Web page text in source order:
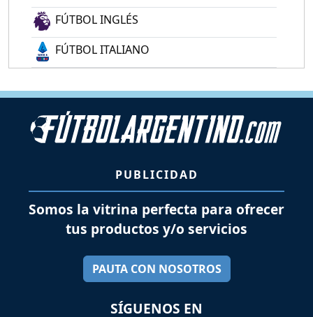
FÚTBOL INGLÉS
FÚTBOL ITALIANO
PUBLICIDAD
Somos la vitrina perfecta para ofrecer
tus productos y/o servicios
PAUTA CON NOSOTROS
SÍGUENOS EN